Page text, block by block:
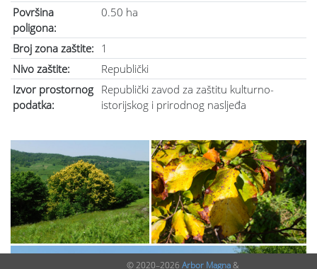
Površina
poligona:
0.50 ha
Broj zona zaštite: 1
Nivo zaštite:
Republički
Izvor prostornog
podatka:
Republički zavod za zaštitu kulturno-
istorijskog i prirodnog nasljeđa
© 2020–2026 Arbor Magna&